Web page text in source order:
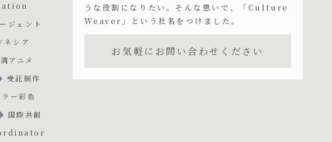
ジェント
ネシア
アニメ
受託制作
ー彩色
国際共創
うな役割になりたい。そんな思いで、「Culture
Weaver」という社名をつけました。
お気軽にお問い合わせください